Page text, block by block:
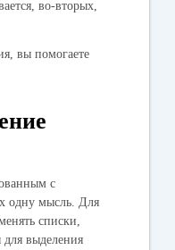
во-вторых,
вы помогаете
с
одну мысль. Для
списки,
выделения